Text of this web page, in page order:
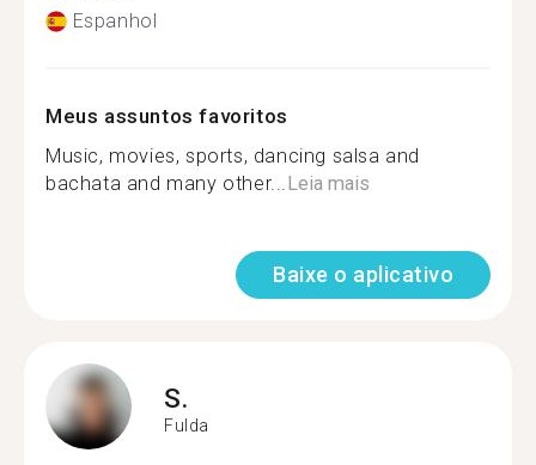
Espanhol
Meus assuntos favoritos
Music, movies, sports, dancing salsa and
bachata and many other...Leia mais
Baixe o aplicativo
S.
Fulda